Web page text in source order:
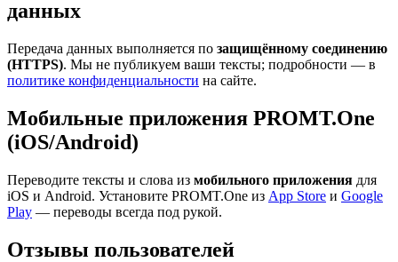
данных
Передача данных выполняется по защищённому соединению
(HTTPS). Мы не публикуем ваши тексты; подробности — в
политике конфиденциальности на сайте.
Мобильные приложения PROMT.One
(iOS/Android)
Переводите тексты и слова из мобильного приложения для
iOS и Android. Установите PROMT.One из App Store и Google
Play — переводы всегда под рукой.
Отзывы пользователей